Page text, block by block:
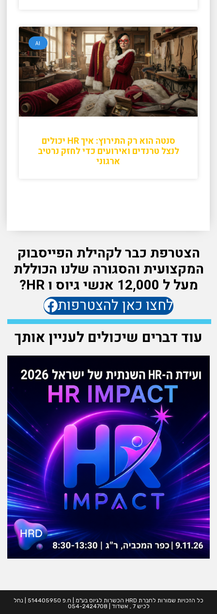
AI
סנטה הוא רק התירוץ: איך HR יכולים
לנצל טרנדים ואירועים כדי לחזק נרטיב
ארגוני
הצטרפת כבר לקהילת הפייסבוק
המקצועית והסגורה שלנו הכוללת
מעל ל 12,000 אנשי גיוס ו HR?
לחצו כאן להצטרפות
עוד דברים שיכולים לעניין אותך
כל הזכויות שמורות לחברת HRD הכשרות לגיוס בע"מ | ח.פ 514405950 | נחל
לכיש 7 , אשדוד | 054-2424708